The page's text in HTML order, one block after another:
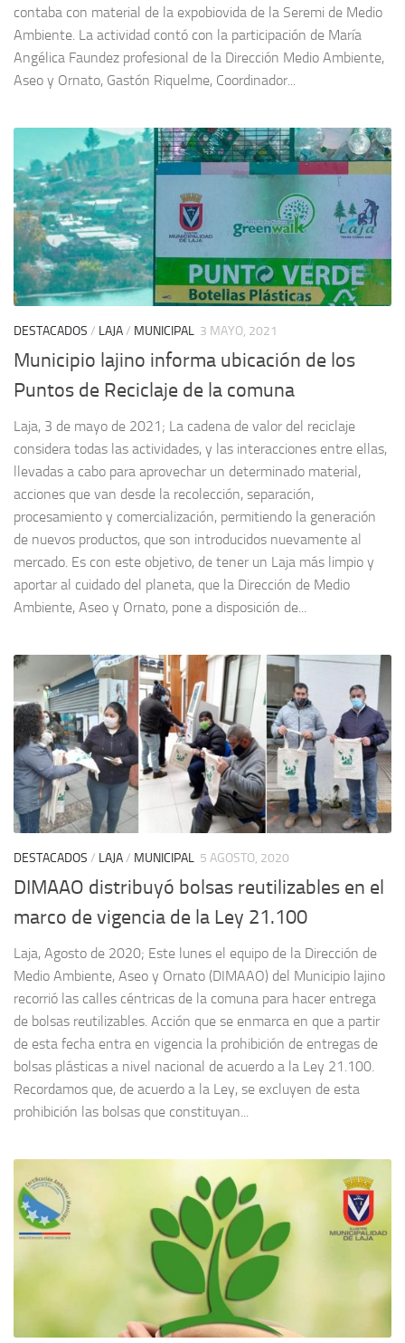
contaba con material de la expobiovida de la Seremi de Medio
Ambiente. La actividad contó con la participación de María
Angélica Faundez profesional de la Dirección Medio Ambiente,
Aseo y Ornato, Gastón Riquelme, Coordinador...
DESTACADOS / LAJA/ MUNICIPAL 3 MAYO, 2021
Municipio lajino informa ubicación de los
Puntos de Reciclaje de la comuna
Laja, 3 de mayo de 2021; La cadena de valor del reciclaje
considera todas las actividades, y las interacciones entre ellas,
llevadas a cabo para aprovechar un determinado material,
acciones que van desde la recolección, separación,
procesamiento y comercialización, permitiendo la generación
de nuevos productos, que son introducidos nuevamente al
mercado. Es con este objetivo, de tener un Laja más limpio y
aportar al cuidado del planeta, que la Dirección de Medio
Ambiente, Aseo y Ornato, pone a disposición de...
DESTACADOS / LAJA/ MUNICIPAL 5 AGOSTO, 2020
DIMAAO distribuyó bolsas reutilizables en el
marco de vigencia de la Ley 21.100
Laja, Agosto de 2020; Este lunes el equipo de la Dirección de
Medio Ambiente, Aseo y Ornato (DIMAAO) del Municipio lajino
recorrió las calles céntricas de la comuna para hacer entrega
de bolsas reutilizables. Acción que se enmarca en que a partir
de esta fecha entra en vigencia la prohibición de entregas de
bolsas plásticas a nivel nacional de acuerdo a la Ley 21.100.
Recordamos que, de acuerdo a la Ley, se excluyen de esta
prohibición las bolsas que constituyan...